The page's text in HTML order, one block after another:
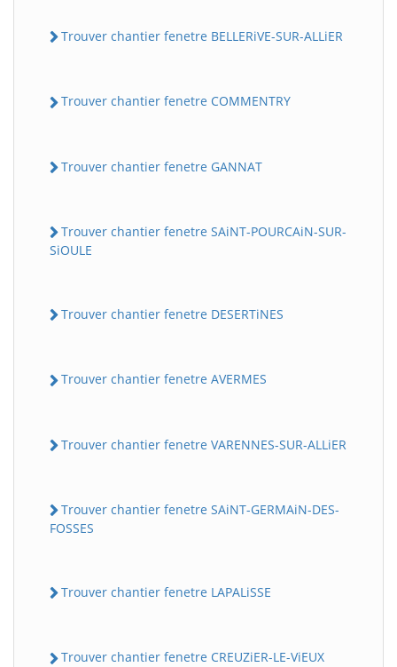
Trouver chantier fenetre BELLERiVE-SUR-ALLiER
Trouver chantier fenetre COMMENTRY
Trouver chantier fenetre GANNAT
Trouver chantier fenetre SAiNT-POURCAiN-SUR-
SiOULE
Trouver chantier fenetre DESERTiNES
Trouver chantier fenetre AVERMES
Trouver chantier fenetre VARENNES-SUR-ALLiER
Trouver chantier fenetre SAiNT-GERMAiN-DES-
FOSSES
Trouver chantier fenetre LAPALiSSE
Trouver chantier fenetre CREUZiER-LE-ViEUX